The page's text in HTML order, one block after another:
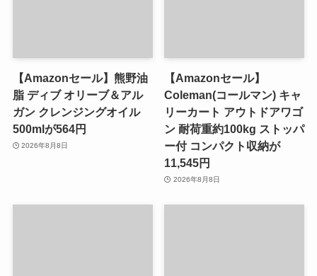
【Amazonセール】熊野油
脂 ディブ オリーブ＆アル
ガン クレンジングオイル
500mlが564円
2026年8月8日
【Amazonセール】
Coleman(コールマン) キャ
リーカート アウトドアワゴ
ン 耐荷重約100kg ストッパ
ー付 コンパクト収納が
11,545円
2026年8月8日